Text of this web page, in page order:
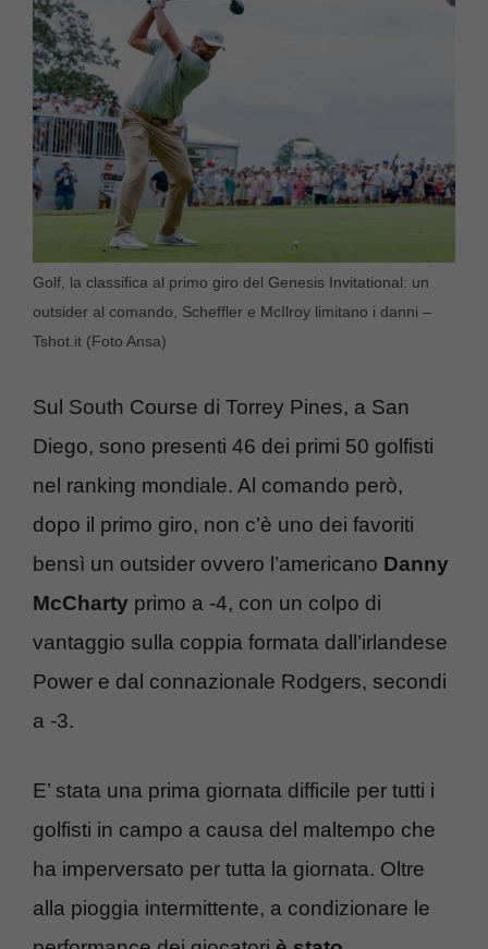
Golf, la classifica al primo giro del Genesis Invitational: un
outsider al comando, Scheffler e McIlroy limitano i danni –
Tshot.it (Foto Ansa)
Sul South Course di Torrey Pines, a San
Diego, sono presenti 46 dei primi 50 golfisti
nel ranking mondiale. Al comando però,
dopo il primo giro, non c’è uno dei favoriti
bensì un outsider ovvero l’americano Danny
McCharty primo a -4, con un colpo di
vantaggio sulla coppia formata dall’irlandese
Power e dal connazionale Rodgers, secondi
a -3.
E’ stata una prima giornata difficile per tutti i
golfisti in campo a causa del maltempo che
ha imperversato per tutta la giornata. Oltre
alla pioggia intermittente, a condizionare le